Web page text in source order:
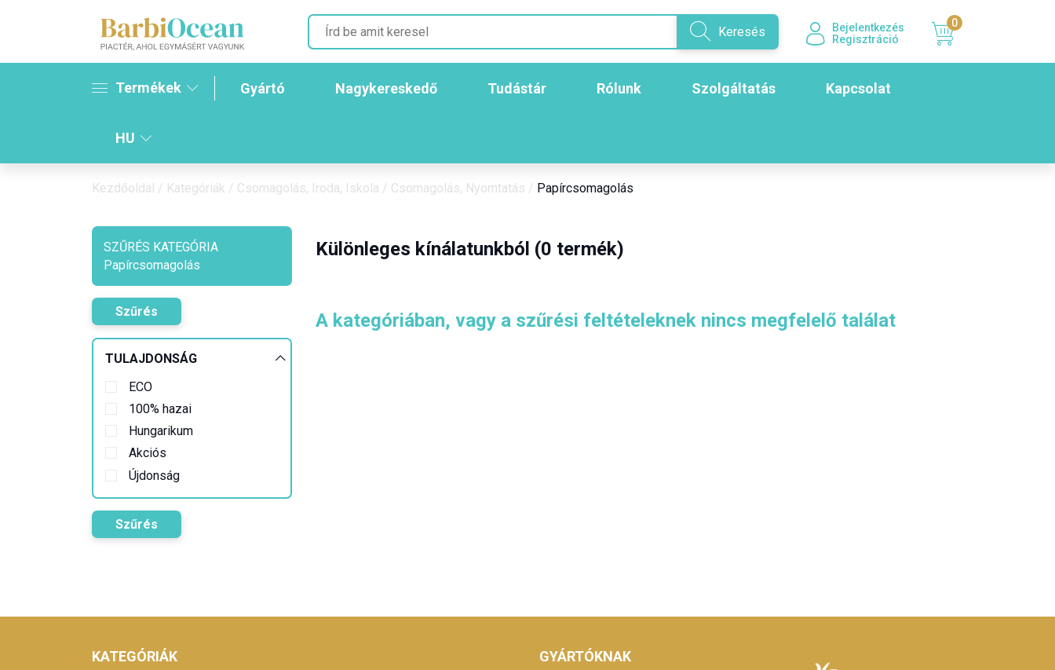
Keresés
Bejelentkezés
Regisztráció
0
Termékek Gyártó Nagykereskedő Tudástár Rólunk Szolgáltatás Kapcsolat
HU
Kezdőoldal / Kategóriák / Csomagolás, Iroda, Iskola / Csomagolás, Nyomtatás / Papírcsomagolás
SZŰRÉS KATEGÓRIA
Papírcsomagolás
Szűrés
TULAJDONSÁG
ECO
100% hazai
Hungarikum
Akciós
Újdonság
Szűrés
Különleges kínálatunkból (0 termék)
A kategóriában, vagy a szűrési feltételeknek nincs megfelelő találat
KATEGÓRIÁK GYÁRTÓKNAK